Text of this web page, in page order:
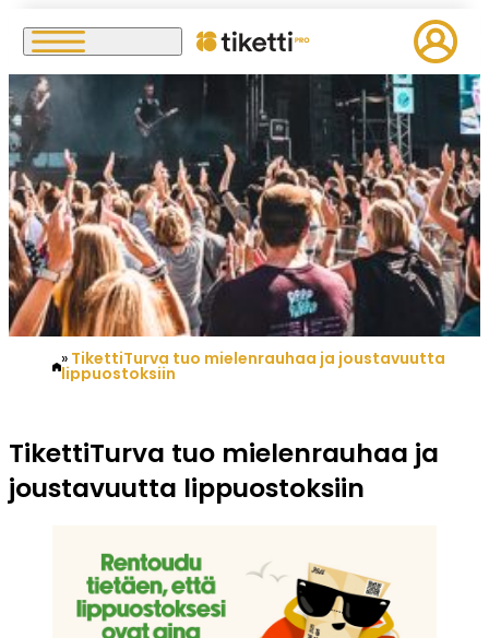
TikettiTurva tuo mielenrauhaa ja joustavuutta
lippuostoksiin
TikettiTurva tuo mielenrauhaa ja
joustavuutta lippuostoksiin